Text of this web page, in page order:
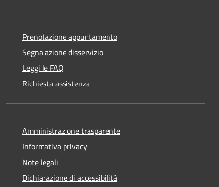
Prenotazione appuntamento
Segnalazione disservizio
Leggi le FAQ
Richiesta assistenza
Amministrazione trasparente
Informativa privacy
Note legali
Dichiarazione di accessibilità